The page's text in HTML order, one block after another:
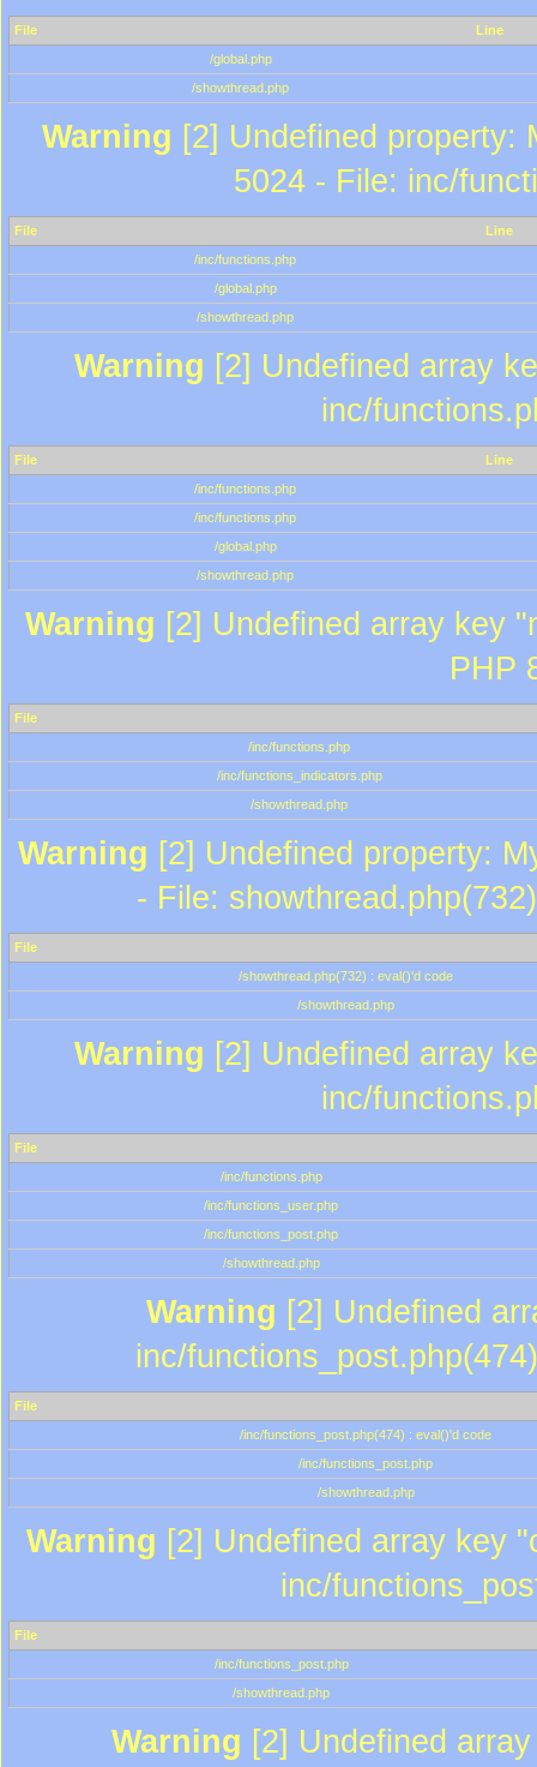
File
Line
/global.php
/showthread.php
Warning [2] Undefined property:
5024 - File: inc/
File
Line
/inc/functions.php
/global.php
/showthread.php
Warning [2] Undefined array
inc/
File
Line
/inc/functions.php
/inc/functions.php
/global.php
/showthread.php
Warning [2] Undefined array key
PHP
File
/inc/functions.php
/inc/functions_indicators.php
/showthread.php
Warning [2] Undefined property:
- File:
File
/showthread.php(732) : eval()'d code
/showthread.php
Warning [2] Undefined array
inc/
File
/inc/functions.php
/inc/functions_user.php
/inc/functions_post.php
/showthread.php
Warning [2] Undefined
inc/
File
/inc/functions_post.php(474) : eval()'d code
/inc/functions_post.php
/showthread.php
Warning [2] Undefined array key
inc/
File
/inc/functions_post.php
/showthread.php
Warning [2] Undefined